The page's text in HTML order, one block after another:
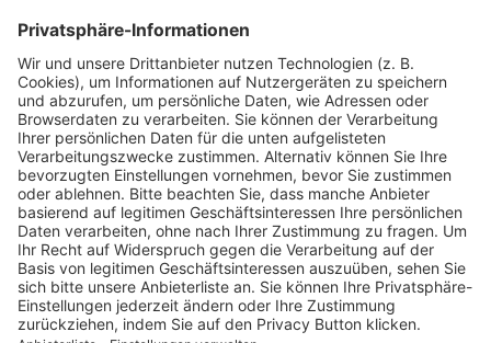
Firmenporträts
Panorama
Produkte
Ratgeber
Weitblick
WEITERES AUS DEM VERLAG